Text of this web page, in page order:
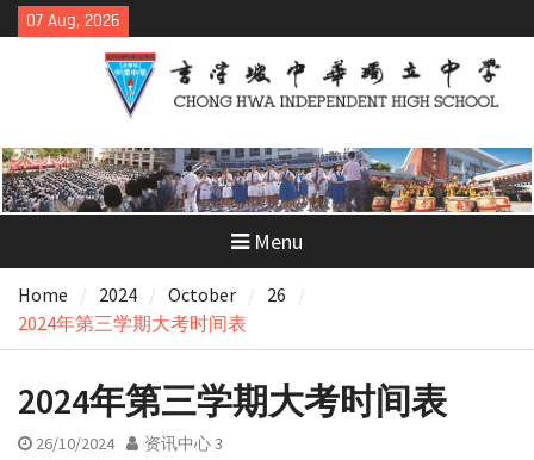
Skip
to
07 Aug, 2026
Menu
Home 2024 October
26
2024年第三学期大考时间表
2024年第三学期大考时间表
26/10/2024 资讯中心 3